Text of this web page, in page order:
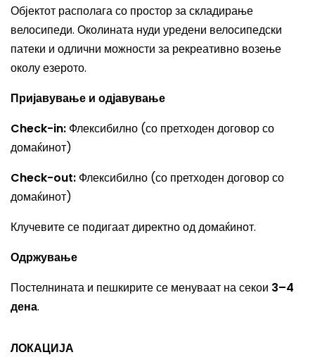
Објектот располага со простор за складирање
велосипеди. Околината нуди уредени велосипедски
патеки и одлични можности за рекреативно возење
околу езерото.
Пријавување и одјавување
Check-in: Флексибилно (со претходен договор со
домаќинот)
Check-out: Флексибилно (со претходен договор со
домаќинот)
Клучевите се подигаат директно од домаќинот.
Одржување
Постелнината и пешкирите се менуваат на секои 3–4
дена.
ЛОКАЦИЈА